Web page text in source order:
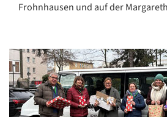
Frohnhausen und auf der